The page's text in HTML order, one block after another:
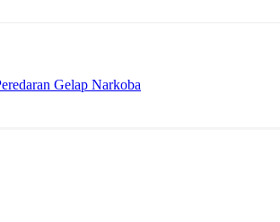
Gelap Narkoba